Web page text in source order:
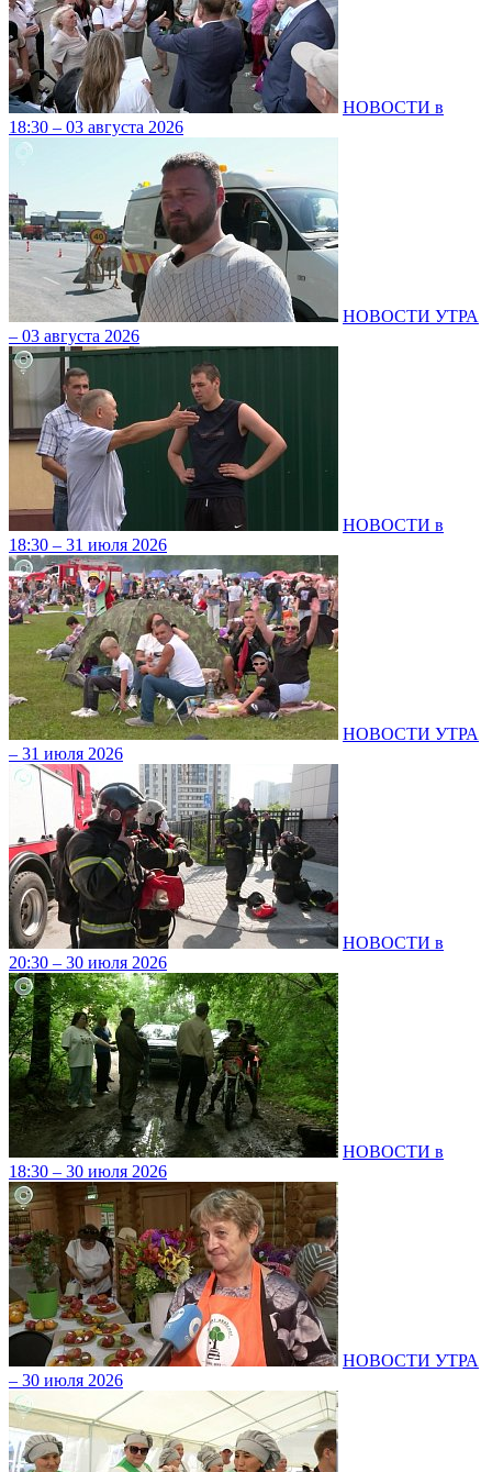
НОВОСТИ в
18:30 – 03 августа 2026
НОВОСТИ УТРА
– 03 августа 2026
НОВОСТИ в
18:30 – 31 июля 2026
НОВОСТИ УТРА
– 31 июля 2026
НОВОСТИ в
20:30 – 30 июля 2026
НОВОСТИ в
18:30 – 30 июля 2026
НОВОСТИ УТРА
– 30 июля 2026